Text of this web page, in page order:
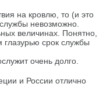
на кровлю, то (и это
невозможно.
величинах. Понятно,
глазурью срок службы
очень долго.
и России отлично